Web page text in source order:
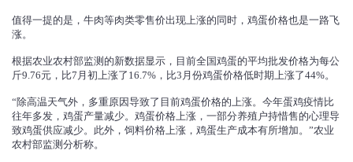
值得一提的是，牛肉等肉类零售价出现上涨的同时，鸡蛋价格也是一路飞
涨。
根据农业农村部监测的新数据显示，目前全国鸡蛋的平均批发价格为每公
斤9.76元，比7月初上涨了16.7%，比3月份鸡蛋价格低时期上涨了44%。
“除高温天气外，多重原因导致了目前鸡蛋价格的上涨。今年蛋鸡疫情比
往年多发，鸡蛋产量减少。鸡蛋价格上涨，一部分养殖户持惜售的心理导
致鸡蛋供应减少。此外，饲料价格上涨，鸡蛋生产成本有所增加。”农业
农村部监测分析称。